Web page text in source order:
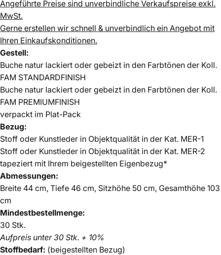
Angeführte Preise sind unverbindliche Verkaufspreise exkl.
MwSt.
Gerne erstellen wir schnell & unverbindlich ein Angebot mit
Ihren Einkaufskonditionen.
Gestell:
Buche natur lackiert oder gebeizt in den Farbtönen der Koll.
FAM STANDARDFINISH
Buche natur lackiert oder gebeizt in den Farbtönen der Koll.
FAM PREMIUMFINISH
verpackt im Plat-Pack
Bezug:
Stoff oder Kunstleder in Objektqualität in der Kat. MER-1
Stoff oder Kunstleder in Objektqualität in der Kat. MER-2
tapeziert mit Ihrem beigestellten Eigenbezug*
Abmessungen:
Breite 44 cm, Tiefe 46 cm, Sitzhöhe 50 cm, Gesamthöhe 103
cm
Mindestbestellmenge:
30 Stk.
Aufpreis unter 30 Stk. + 10%
Stoffbedarf: (beigestellten Bezug)